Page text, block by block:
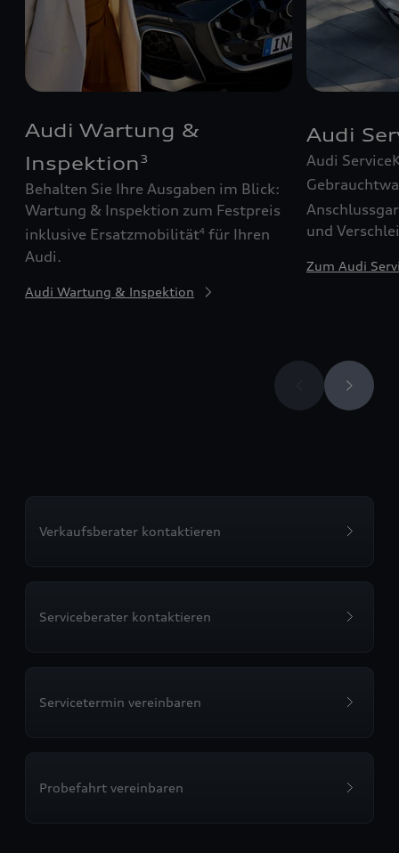
Audi Wartung &
Inspektion 3
Behalten Sie Ihre Ausgaben im Blick:
Wartung & Inspektion zum Festpreis
inklusive Ersatzmobilität4 für Ihren
Audi.
Audi Wartung & Inspektion
Audi
Audi
und
Zum Audi
Verkaufsberater kontaktieren
Serviceberater kontaktieren
Servicetermin vereinbaren
Probefahrt vereinbaren